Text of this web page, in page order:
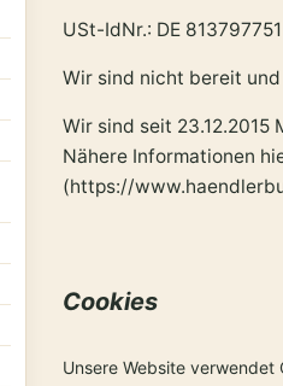
USt-IdNr.: DE 813797751
Wir sind nicht bereit
Wir sind seit 23.12.2015
Nähere Informationen
(https://
Cookies
Unsere Website